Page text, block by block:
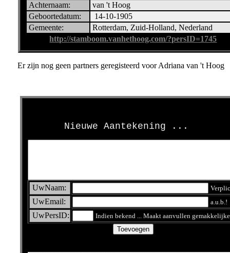
Achternaam:
van 't Hoog
Geboortedatum:
14-10-1905
Gemeente:
Rotterdam, Zuid-Holland, Nederland
http://stamboom.vanhethoog.com/?persID=1745
Er zijn nog geen partners geregisteerd voor Adriana van 't Hoog
Nieuwe Aantekening ...
UwNaam:
UwEmail: a.u.b.!
UwPersID: Indien bekend ... Maakt aanvullen